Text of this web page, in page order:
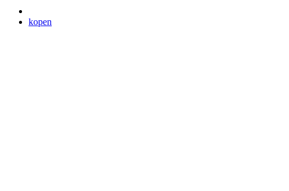
kopen